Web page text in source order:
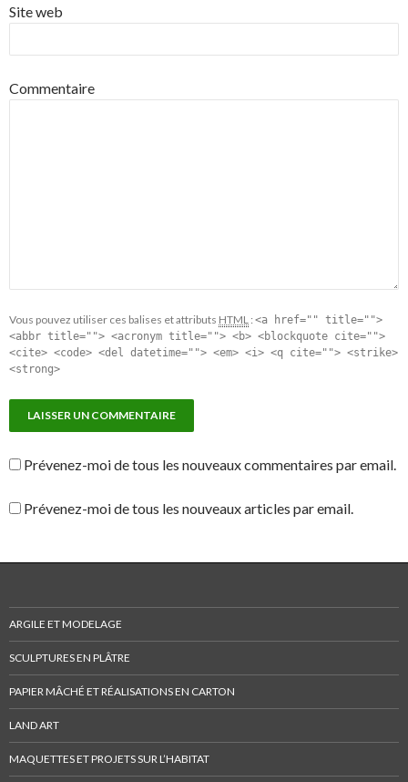
Site web
Commentaire
Vous pouvez utiliser ces balises et attributs HTML : <a href="" title="">
<abbr title=""> <acronym title=""> <b> <blockquote cite="">
<cite> <code> <del datetime=""> <em> <i> <q cite=""> <strike>
<strong>
Prévenez-moi de tous les nouveaux commentaires par email.
Prévenez-moi de tous les nouveaux articles par email.
ARGILE ET MODELAGE
SCULPTURES EN PLÂTRE
PAPIER MÂCHÉ ET RÉALISATIONS EN CARTON
LAND ART
MAQUETTES ET PROJETS SUR L’HABITAT